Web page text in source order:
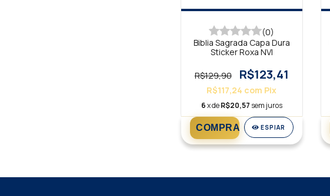
(0)
Biblia Sagrada Capa Dura
Sticker Roxa NVI
R$129,90 R$123,41
R$117,24 com Pix
6x deR$20,57 sem juros
ESPIAR